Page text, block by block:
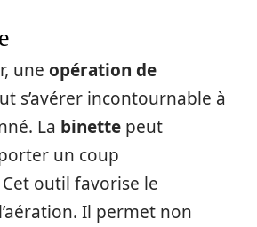
une opération de
s’avérer incontournable à
La binette peut
un coup
Cet outil favorise le
Il permet non